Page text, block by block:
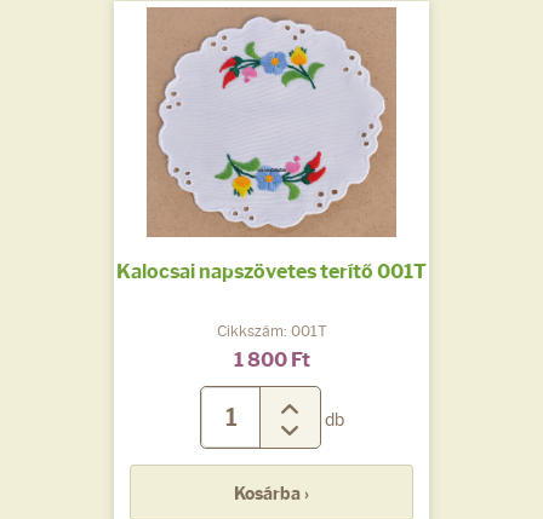
Kalocsai napszövetes terítő 001T
Cikkszám: 001T
1 800 Ft
db
Kosárba ›